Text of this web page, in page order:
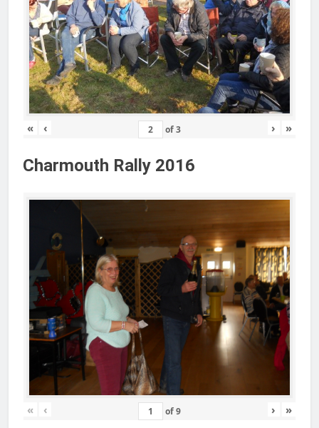
« ‹ of3 › »
Charmouth Rally 2016
« ‹ of9 › »